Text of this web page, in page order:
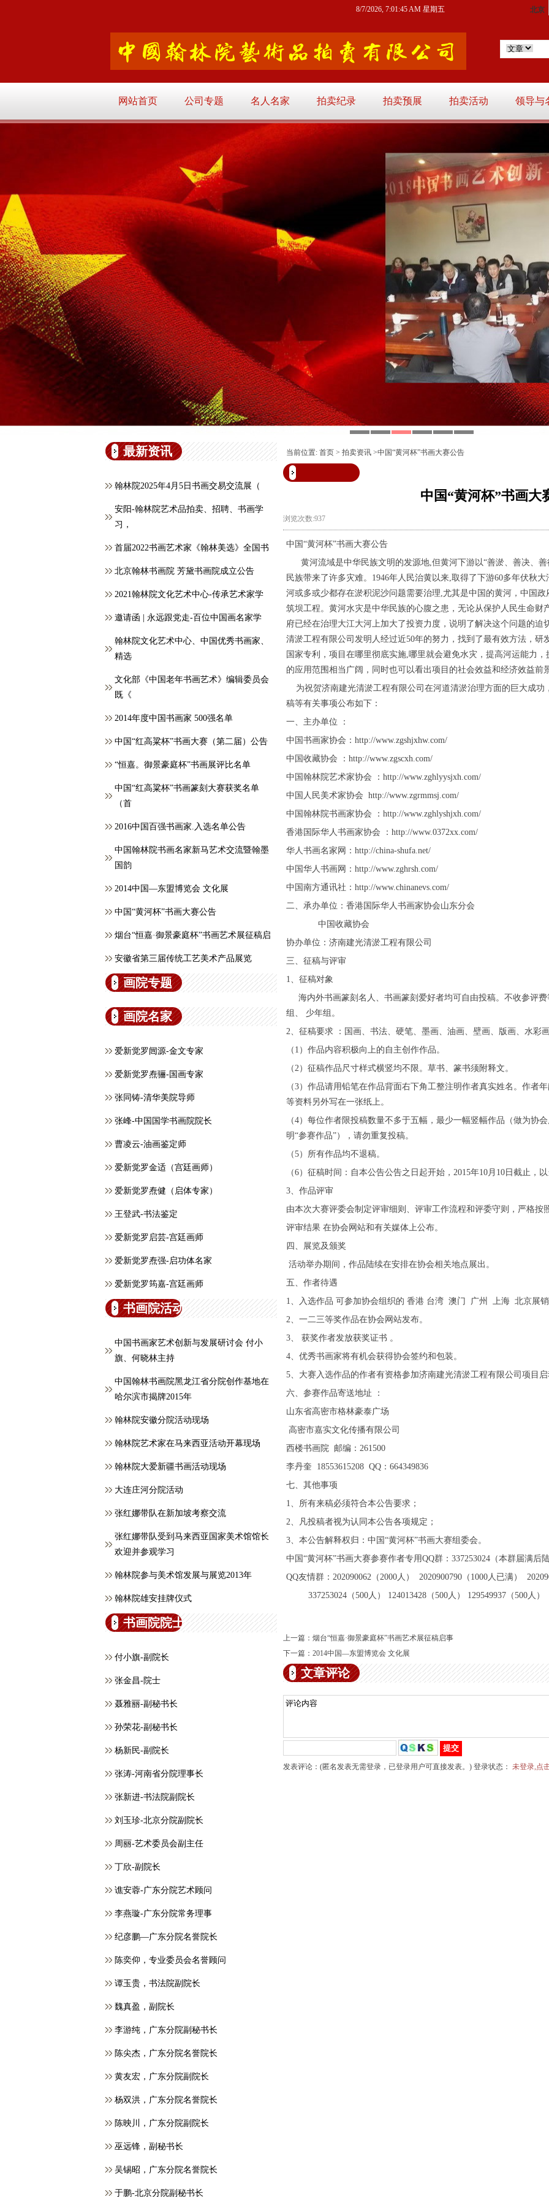
网站首页 公司专题 名人名家 拍卖纪录 拍卖预展 拍卖活动 领导与
8/7/2026, 7:01:46 AM 星期五
1 3
最新资讯
翰林院2025年4月5日书画交易交流展（
安阳-翰林院艺术品拍卖、招聘、书画学
习，
首届2022书画艺术家《翰林美选》全国书
北京翰林书画院 芳黛书画院成立公告
2021翰林院文化艺术中心-传承艺术家学
邀请函 | 永远跟党走-百位中国画名家学
翰林院文化艺术中心、中国优秀书画家、
精选
文化部《中国老年书画艺术》编辑委员会
既《
2014年度中国书画家 500强名单
中国“红高粱杯”书画大赛（第二届）公告
“恒嘉。御景豪庭杯”书画展评比名单
中国“红高粱杯”书画篆刻大赛获奖名单
（首
2016中国百强书画家.入选名单公告
中国翰林院书画名家新马艺术交流暨翰墨
国韵
2014中国—东盟博览会 文化展
中国“黄河杯”书画大赛公告
烟台“恒嘉·御景豪庭杯”书画艺术展征稿启
安徽省第三届传统工艺美术产品展览
画院专题
画院名家
爱新觉罗闿源-金文专家
爱新觉罗焘骊-国画专家
张同铸-清华美院导师
张峰-中国国学书画院院长
曹凌云-油画鉴定师
爱新觉罗金适（宫廷画师）
爱新觉罗焘健（启体专家）
王登武-书法鉴定
爱新觉罗启芸-宫廷画师
爱新觉罗焘强-启功体名家
爱新觉罗筠嘉-宫廷画师
书画院活动
中国书画家艺术创新与发展研讨会 付小
旗、何晓林主持
中国翰林书画院黑龙江省分院创作基地在
哈尔滨市揭牌2015年
翰林院安徽分院活动现场
翰林院艺术家在马来西亚活动开幕现场
翰林院大爱新疆书画活动现场
大连庄河分院活动
张红娜带队在新加坡考察交流
张红娜带队受到马来西亚国家美术馆馆长
欢迎并参观学习
翰林院参与美术馆发展与展览2013年
翰林院雄安挂牌仪式
书画院院士
付小旗-副院长
张金昌-院士
聂雅丽-副秘书长
孙荣花-副秘书长
杨新民-副院长
张涛-河南省分院理事长
张新进-书法院副院长
刘玉珍-北京分院副院长
周丽-艺术委员会副主任
丁欣-副院长
谯安蓉-广东分院艺术顾问
李燕璇-广东分院常务理事
纪彦鹏—广东分院名誉院长
​陈奕仰，专业委员会名誉顾问
谭玉贵，书法院副院长
魏真盈，副院长
李游纯，广东分院副秘书长
陈尖杰，广东分院名誉院长
黄友宏，广东分院副院长
杨双洪，广东分院名誉院长
陈映川，广东分院副院长
巫远锋，副秘书长
吴锡昭，广东分院名誉院长
于鹏-北京分院副秘书长
当前位置: 首页 > 拍卖资讯 >中国“黄河杯”书画大赛公告
中国“黄河杯”书画大
浏览次数:937
中国“黄河杯”书画大赛公告
黄河流域是中华民族文明的发源地,但黄河下游以“善淤、善决、善
民族带来了许多灾难。1946年人民治黄以来,取得了下游60多年伏秋
河或多或少都存在淤积泥沙问题需要治理,尤其是中国的黄河，中国
筑坝工程。黄河水灾是中华民族的心腹之患，无论从保护人民生命财
府已经在治理大江大河上加大了投资力度，说明了解决这个问题的
清淤工程有限公司发明人经过近50年的努力，找到了最有效方法，
国家专利，项目在哪里彻底实施,哪里就会避免水灾，提高河运能力
的应用范围相当广阔，同时也可以看出项目的社会效益和经济效益前
为祝贺济南建光清淤工程有限公司在河道清淤治理方面的巨大成功
稿等有关事项公布如下：
一、主办单位 ：
中国书画家协会：http://www.zgshjxhw.com/
中国收藏协会 ：http://www.zgscxh.com/
中国翰林院艺术家协会 ：http://www.zghlyysjxh.com/
中国人民美术家协会 http://www.zgrmmsj.com/
中国翰林院书画家协会 ：http://www.zghlyshjxh.com/
香港国际华人书画家协会 ：http://www.0372xx.com/
华人书画名家网：http://china-shufa.net/
中国华人书画网：http://www.zghrsh.com/
中国南方通讯社：http://www.chinanevs.com/
二、承办单位：香港国际华人书画家协会山东分会
中国收藏协会
协办单位：济南建光清淤工程有限公司
三、征稿与评审
1、征稿对象
海内外书画篆刻名人、书画篆刻爱好者均可自由投稿。不收参评
组、 少年组。
2、征稿要求 ：国画、书法、硬笔、墨画、油画、壁画、版画、水彩
（1）作品内容积极向上的自主创作作品。
（2）征稿作品尺寸样式横竖均不限。草书、篆书须附释文。
（3）作品请用铅笔在作品背面右下角工整注明作者真实姓名。作者
等资料另外写在一张纸上。
（4）每位作者限投稿数量不多于五幅，最少一幅竖幅作品（做为协
明“参赛作品”），请勿重复投稿。
（5）所有作品均不退稿。
（6）征稿时间：自本公告公告之日起开始，2015年10月10日截止，
3、作品评审
由本次大赛评委会制定评审细则、评审工作流程和评委守则，严格按
评审结果 在协会网站和有关媒体上公布。
四、展览及颁奖
活动举办期间，作品陆续在安排在协会相关地点展出。
五、作者待遇
1、入选作品 可参加协会组织的 香港 台湾 澳门 广州 上海 北京展
2、一二三等奖作品在协会网站发布。
3、 获奖作者发放获奖证书 。
4、优秀书画家将有机会获得协会签约和包装。
5、大赛入选作品的作者有资格参加济南建光清淤工程有限公司项目
六、参赛作品寄送地址 ：
山东省高密市格林豪泰广场
高密市嘉实文化传播有限公司
西楼书画院 邮编：261500
李丹奎 18553615208 QQ：664349836
七、其他事项
1、所有来稿必须符合本公告要求；
2、凡投稿者视为认同本公告各项规定；
3、本公告解释权归：中国“黄河杯”书画大赛组委会。
中国“黄河杯”书画大赛参赛作者专用QQ群：337253024（本群届满后
QQ友情群：202090062（2000人） 2020900790（1000人已满）
337253024（500人） 124013428（500人） 129549937（500人）
上一篇： 烟台“恒嘉·御景豪庭杯”书画艺术展征稿启事
下一篇： 2014中国—东盟博览会 文化展
文章评论
发表评论：(匿名发表无需登录，已登录用户可直接发表。) 登录状态： 未登录,点